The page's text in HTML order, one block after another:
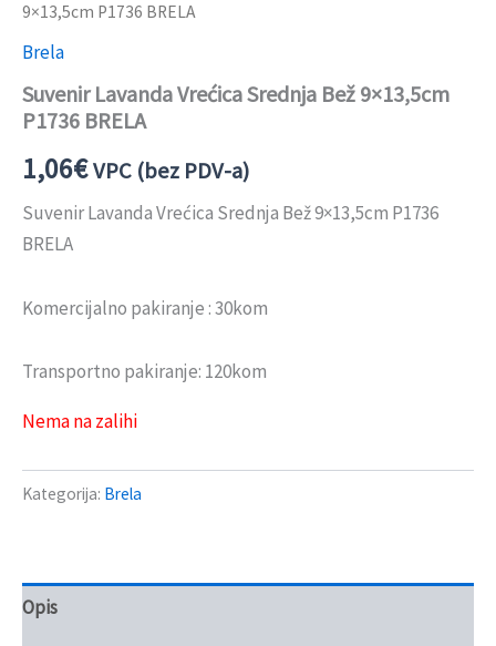
9×13,5cm P1736 BRELA
Brela
Suvenir Lavanda Vrećica Srednja Bež 9×13,5cm
P1736 BRELA
1,06€VPC (bez PDV-a)
Suvenir Lavanda Vrećica Srednja Bež 9×13,5cm P1736
BRELA
Komercijalno pakiranje : 30kom
Transportno pakiranje: 120kom
Nema na zalihi
Kategorija: Brela
Opis